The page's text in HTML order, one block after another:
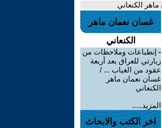
الكنعاني
غسان نعمان ماهر
الكنعاني
- إنطباعات وملاحظات من
زيارتي للعراق بعد أربعة
عقود من الغياب ... /
غسان نعمان ماهر
الكنعاني
المزيد.....
اخر الكتب والابحاث